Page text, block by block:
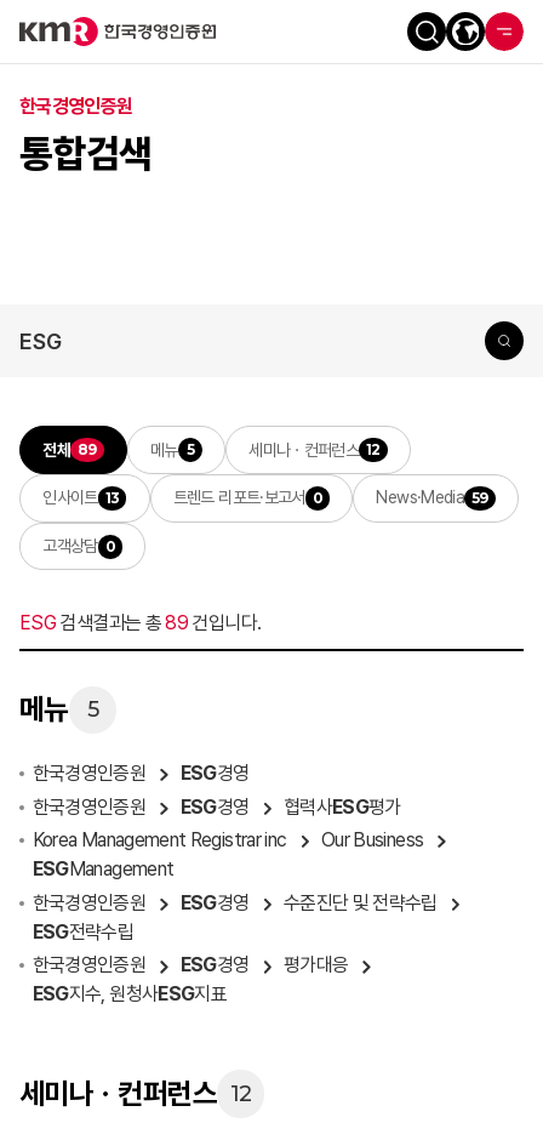
한국경영인증원
통합검색
전체 89 메뉴 5 세미나ㆍ컨퍼런스 12
인사이트 13 트렌드 리포트·보고서 0 News·Media 59
고객상담 0
ESG 검색결과는 총89 건입니다.
메뉴 5
한국경영인증원 ESG경영
한국경영인증원
ESG경영 협력사ESG평가
Korea Management Registrar inc
Our Business
ESGManagement
한국경영인증원
ESG경영
수준진단 및 전략수립
ESG전략수립
한국경영인증원
ESG경영
평가대응
ESG지수, 원청사ESG지표
세미나ㆍ컨퍼런스 12